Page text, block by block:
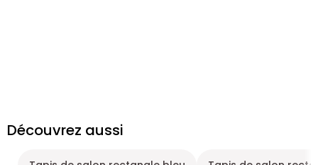
Découvrez aussi